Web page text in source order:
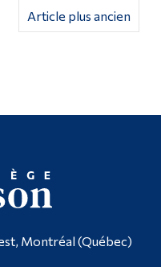
Article plus ancien
Montréal (Québec)